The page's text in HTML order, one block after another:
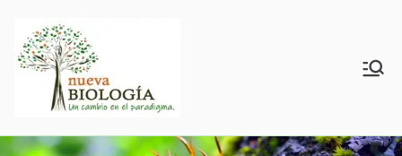
contenido
Biología